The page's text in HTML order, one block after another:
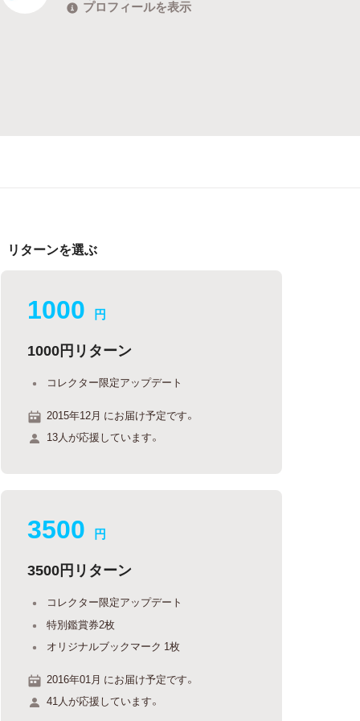
プロフィールを表示
リターンを選ぶ
1000 円
1000円リターン
コレクター限定アップデート
2015年12月 にお届け予定です。
13人が応援しています。
3500 円
3500円リターン
コレクター限定アップデート
特別鑑賞券2枚
オリジナルブックマーク 1枚
2016年01月 にお届け予定です。
41人が応援しています。